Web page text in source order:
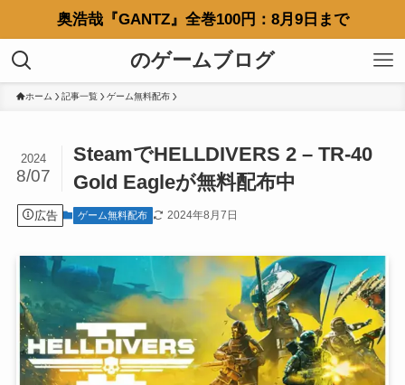
奥浩哉『GANTZ』全巻100円：8月9日まで
のゲームブログ
ホーム 記事一覧 ゲーム無料配布
SteamでHELLDIVERS 2 – TR-40
Gold Eagleが無料配布中
2024
8/07
広告 ゲーム無料配布 2024年8月7日